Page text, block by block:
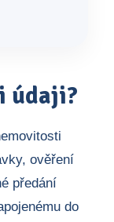
údaji?
ověření
předání
do